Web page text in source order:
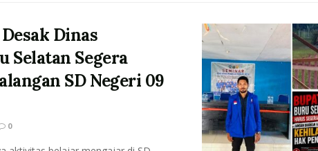
Dinas
Selatan Segera
SD Negeri 09
0